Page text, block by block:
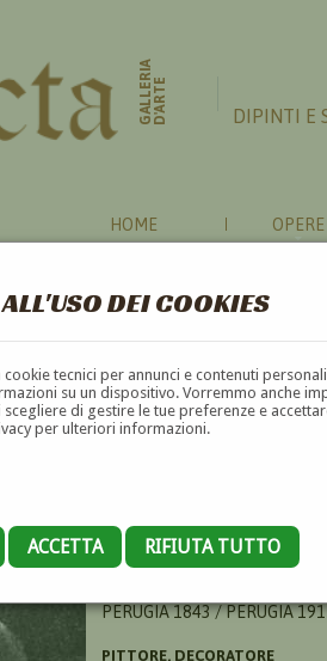
DEI COOKIES
tecnici per annunci e contenuti
su un dispositivo. Vorremmo anche
scegliere di gestire le tue preferenze e
per ulteriori informazioni.
ACCETTA RIFIUTA TUTTO
GALLERIAD'ARTE DIPINTI E
HOME OPERE
PERUGIA 1843 / PERUGIA
PITTORE, DECORATORE